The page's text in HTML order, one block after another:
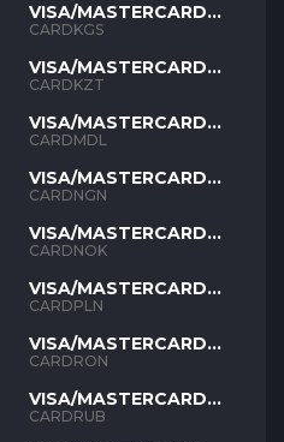
VISA/MASTERCARD
KGS
CARDKGS
VISA/MASTERCARD
KZT
CARDKZT
VISA/MASTERCARD
MDL
CARDMDL
VISA/MASTERCARD
NGN
CARDNGN
VISA/MASTERCARD
NOK
CARDNOK
VISA/MASTERCARD
PLN
CARDPLN
VISA/MASTERCARD
RON
CARDRON
VISA/MASTERCARD
RUB
CARDRUB